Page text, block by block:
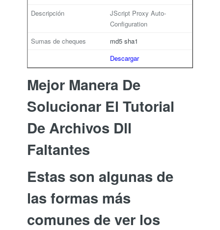
JScript Proxy Auto-
Configuration
md5 sha1
Descargar
Mejor Manera De
Solucionar El Tutorial
De Archivos Dll
Faltantes
Estas son algunas de
las formas más
comunes de ver los